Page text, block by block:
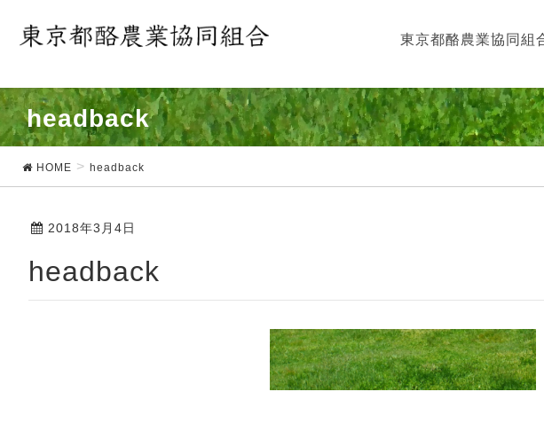
東京都酪農業協同組
headback
HOME headback
2018年3月4日
headback